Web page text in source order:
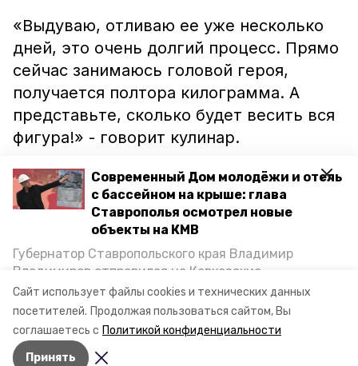
Сайт использует файлы cookies и технических данных
посетителей. Продолжая пользоваться сайтом, Вы
соглашаетесь с Политикой конфиденциальности
Принять
Современный Дом молодёжи и отель
с бассейном на крыше: глава
Ставрополья осмотрел новые
объекты на КМВ
Губернатор Ставропольского края Владимир
Владимиров отправился на Кавказские
Минеральные Воды, чтобы проинспектировать
строительство объектов в Кисловодске и
Минводах, а также выслушать предложения о
постройке новых точек притяжения для местных
жителей. Подробнее — в материале «Победы26».
«Выдуваю, отливаю ее уже несколько
дней, это очень долгий процесс. Прямо
сейчас занимаюсь головой героя,
получается полтора килограмма. А
представьте, сколько будет весить вся
фигура!» - говорит кулинар.
Вторым участником от Кисловодска
станет Наталья Щепилова. Она
выступит в номинации
«Художественная резка овощей».
Ранее сообщалось, что кисловодчане с
размахомотметятДень города.
Авторы: Сергей Гаврилюк